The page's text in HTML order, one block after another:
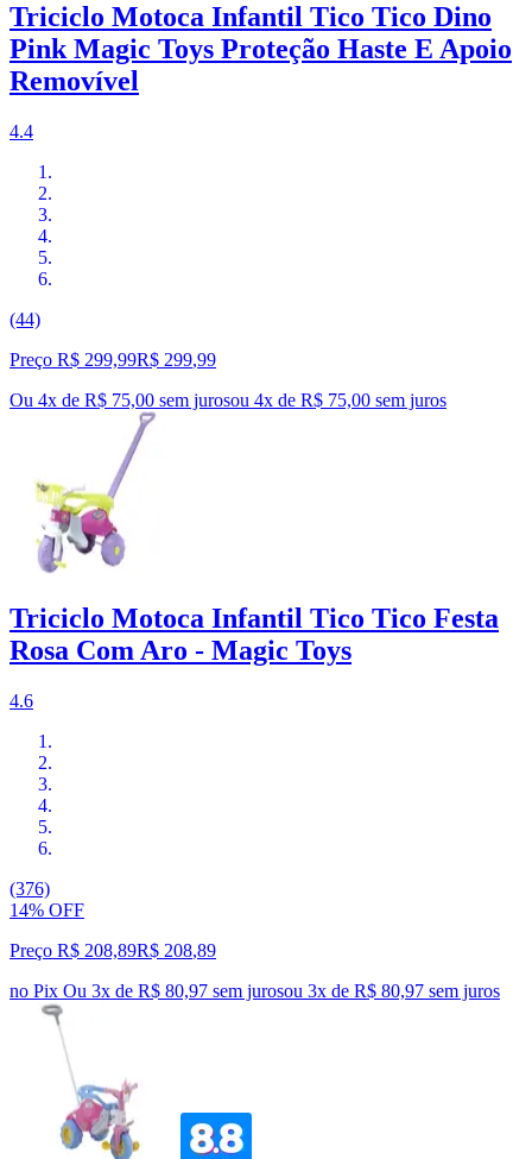
Triciclo Motoca Infantil Tico Tico Dino
Pink Magic Toys Proteção Haste E Apoio
Removível
4.4
(44)
Preço R$ 299,99R$ 299,99
Ou 4x de R$ 75,00 sem jurosou 4x de R$ 75,00 sem juros
Triciclo Motoca Infantil Tico Tico Festa
Rosa Com Aro - Magic Toys
4.6
(376)
14% OFF
Preço R$ 208,89R$ 208,89
no Pix Ou 3x de R$ 80,97 sem jurosou 3x de R$ 80,97 sem juros